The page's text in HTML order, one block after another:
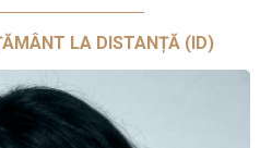
LA DISTANȚĂ (ID)